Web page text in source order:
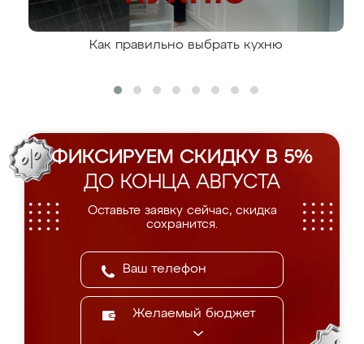
Как правильно выбрать кухню
ФИКСИРУЕМ СКИДКУ В 5%
ДО КОНЦА АВГУСТА
Оставьте заявку сейчас, скидка
сохранится.
Желаемый бюджет